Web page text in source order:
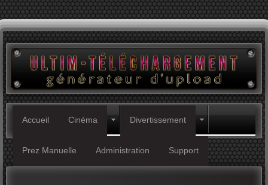
Accueil Cinéma Divertissement
Prez Manuelle Administration Support